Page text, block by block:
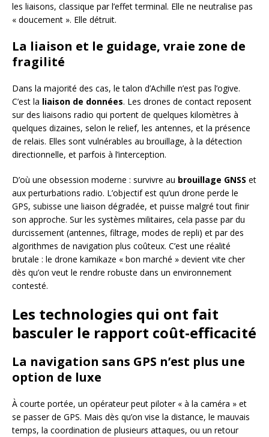
les liaisons, classique par l’effet terminal. Elle ne neutralise pas
« doucement ». Elle détruit.
La liaison et le guidage, vraie zone de
fragilité
Dans la majorité des cas, le talon d’Achille n’est pas l’ogive.
C’est la liaison de données. Les drones de contact reposent
sur des liaisons radio qui portent de quelques kilomètres à
quelques dizaines, selon le relief, les antennes, et la présence
de relais. Elles sont vulnérables au brouillage, à la détection
directionnelle, et parfois à l’interception.
D’où une obsession moderne : survivre au brouillage GNSS et
aux perturbations radio. L’objectif est qu’un drone perde le
GPS, subisse une liaison dégradée, et puisse malgré tout finir
son approche. Sur les systèmes militaires, cela passe par du
durcissement (antennes, filtrage, modes de repli) et par des
algorithmes de navigation plus coûteux. C’est une réalité
brutale : le drone kamikaze « bon marché » devient vite cher
dès qu’on veut le rendre robuste dans un environnement
contesté.
Les technologies qui ont fait
basculer le rapport coût-efficacité
La navigation sans GPS n’est plus une
option de luxe
À courte portée, un opérateur peut piloter « à la caméra » et
se passer de GPS. Mais dès qu’on vise la distance, le mauvais
temps, la coordination de plusieurs attaques, ou un retour